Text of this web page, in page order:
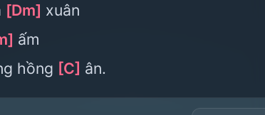
[Dm] xuân
ấm
hồng [C] ân.